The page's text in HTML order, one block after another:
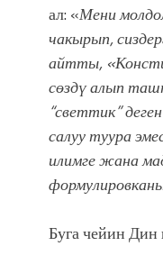
болмок”
ал: «Мени
чакырып,
айтты,
сөздү алып
“светтик”
салуу туура
илимге жана
Буга чейин